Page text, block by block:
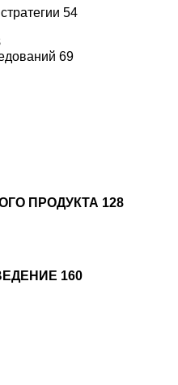
54
69
ПРОДУКТА 128
160